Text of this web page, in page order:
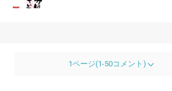
1ページ(1-50コメント)